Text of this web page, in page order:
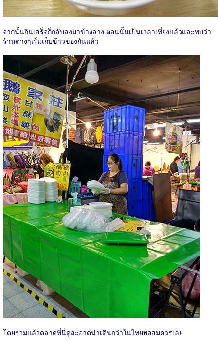
จากนั้นกินเสร็จก็กลับลงมาข้างล่าง ตอนนั้นเป็นเวลาเที่ยงแล้วและพบว่า
ร้านต่างๆเริ่มเก็บข้าวของกันแล้ว
โดยรวมแล้วตลาดที่นี่ดูสะอาดน่าเดินกว่าในไทยพอสมควรเลย